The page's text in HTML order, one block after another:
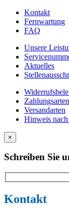
Kontakt
Fernwartung
FAQ
Unsere
Aktuelles
Versandarten
Hinweis nach
×
Schreiben Sie
Kontakt